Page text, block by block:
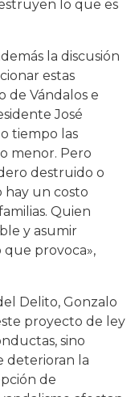
lo que es
la discusión
estas
de Vándalos e
José
tiempo las
menor. Pero
destruido o
hay un costo
Quien
y asumir
que provoca»,
Delito, Gonzalo
proyecto de ley
sino
deterioran la
de